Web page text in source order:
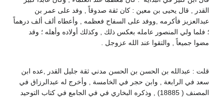
القدر , قال يحيى بن معين : كان ثقة صدوقاً , وفد على عمر بن
عبدالعزيز فأكرمه ,ووفد على السفاح فعظمه , وأعطاه ألف ألف درهماً
؛ فلما ولي المنصور عامله بعكس ذلك , وكذلك أولاده وأهله ؛ وقد
مضوا جميعاً , والتقوا عند الله عزوجل .
قلت : عبدالله بن الحسن بن الحسن مدني ثقة جليل القدر ,عده ابن
سعد في الرابعة , وابن حجر في الخامسة , وأخرج له عبدالرزاق في
المصنف ( 18885) , وذكره البخاري في في الجامع في كتاب التوحيد